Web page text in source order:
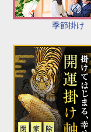
季節掛け